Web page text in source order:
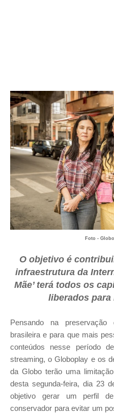
Foto -
O objetivo é
infraestrutura da
Mãe’ terá todos os
liberados para
Pensando na
brasileira e para que mais
conteúdos nesse período
streaming, o Globoplay e os
da Globo terão uma
desta segunda-feira, dia 23
objetivo gerar um perfil
conservador para evitar um